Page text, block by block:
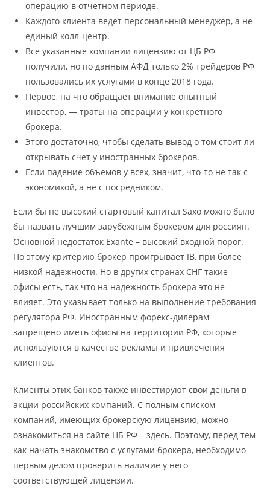
операцию в отчетном периоде.
Каждого клиента ведет персональный менеджер, а не
единый колл-центр.
Все указанные компании лицензию от ЦБ РФ
получили, но по данным АФД только 2% трейдеров РФ
пользовались их услугами в конце 2018 года.
Первое, на что обращает внимание опытный
инвестор, — траты на операции у конкретного
брокера.
Этого достаточно, чтобы сделать вывод о том стоит ли
открывать счет у иностранных брокеров.
Если падение объемов у всех, значит, что-то не так с
экономикой, а не с посредником.
Если бы не высокий стартовый капитал Saxo можно было
бы назвать лучшим зарубежным брокером для россиян.
Основной недостаток Exante – высокий входной порог.
По этому критерию брокер проигрывает IB, при более
низкой надежности. Но в других странах СНГ такие
офисы есть, так что на надежность брокера это не
влияет. Это указывает только на выполнение требования
регулятора РФ. Иностранным форекс-дилерам
запрещено иметь офисы на территории РФ, которые
используются в качестве рекламы и привлечения
клиентов.
Клиенты этих банков также инвестируют свои деньги в
акции российских компаний. С полным списком
компаний, имеющих брокерскую лицензию, можно
ознакомиться на сайте ЦБ РФ – здесь. Поэтому, перед тем
как начать знакомство с услугами брокера, необходимо
первым делом проверить наличие у него
соответствующей лицензии.